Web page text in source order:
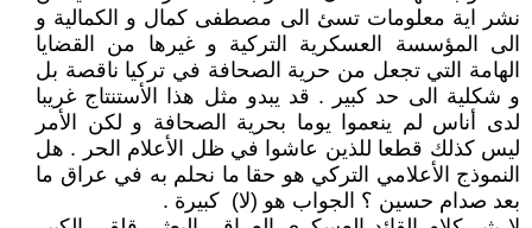
نشر اية معلومات تسئ الى مصطفى كمال و الكمالية و
الى المؤسسة العسكرية التركية و غيرها من القضايا
الهامة التي تجعل من حرية الصحافة في تركيا ناقصة بل
و شكلية الى حد كبير . قد يبدو مثل هذا الأستنتاج غريبا
لدى أناس لم ينعموا يوما بحرية الصحافة و لكن الأمر
ليس كذلك قطعا للذين عاشوا في ظل الأعلام الحر . هل
النموذج الأعلامي التركي هو حقا ما نحلم به في عراق ما
بعد صدام حسين ؟ الجواب هو (لا) كبيرة .